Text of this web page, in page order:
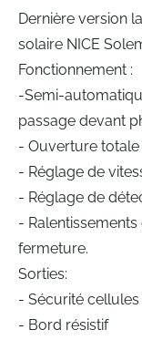
Dernière version
solaire NICE
Fonctionnement :
-Semi-
passage devant
- Ouverture
- Réglage de
- Réglage de
-
fermeture.
Sorties:
- Sécurité cellules
- Bord résistif